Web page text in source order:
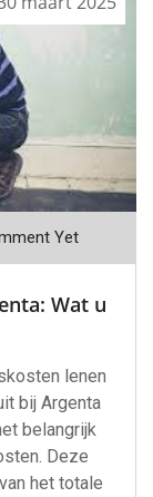
Yet
Wat u
lenen
bij Argenta
belangrijk
Deze
het totale